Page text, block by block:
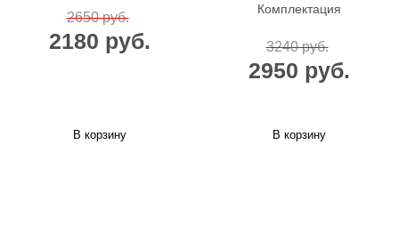
2650 руб.
2180 руб.
В корзину
Комплектация
3240 руб.
2950 руб.
В корзину